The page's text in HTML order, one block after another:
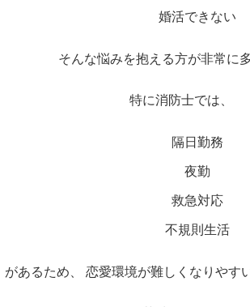
婚活できない
そんな悩みを抱える方が非常に
特に消防士では、
隔日勤務
夜勤
救急対応
不規則生活
があるため、 恋愛環境が難しくなりやす